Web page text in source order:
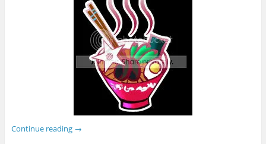
Continue reading →